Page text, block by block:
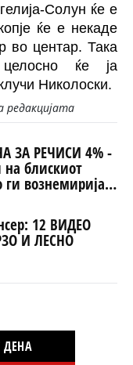
Солун ќе е
ќе е некаде
во центар. Така
ќе ја
Николоски.
редакцијата
ЗА РЕЧИСИ 4% -
блискиот
ги вознемирија
12 ВИДЕО
И ЛЕСНО
ДЕНА